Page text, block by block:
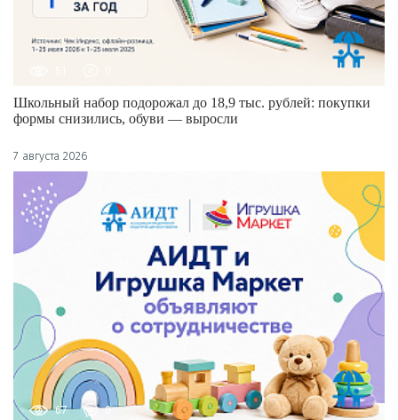
Школьный набор подорожал до 18,9 тыс. рублей: покупки
формы снизились, обуви — выросли
7 августа 2026
67 0